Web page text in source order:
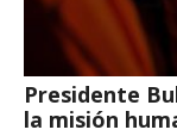
Presidente
la misión